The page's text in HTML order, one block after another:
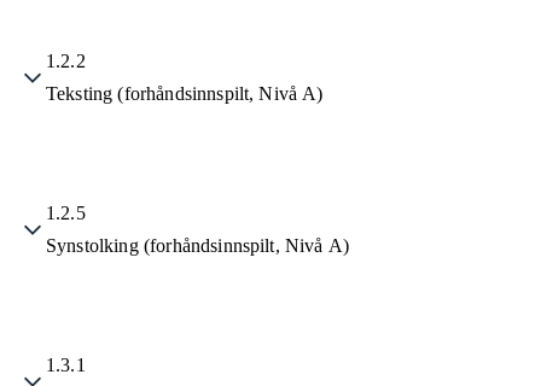
1.2.2
Teksting (forhåndsinnspilt, Nivå A)
1.2.5
Synstolking (forhåndsinnspilt, Nivå A)
1.3.1